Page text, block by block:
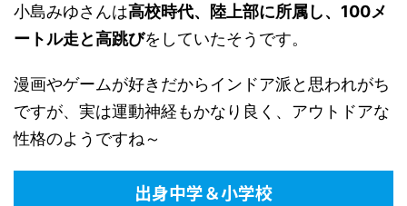
小島みゆさんは高校時代、陸上部に所属し、100メ
ートル走と高跳びをしていたそうです。
漫画やゲームが好きだからインドア派と思われがち
ですが、実は運動神経もかなり良く、アウトドアな
性格のようですね～
出身中学＆小学校